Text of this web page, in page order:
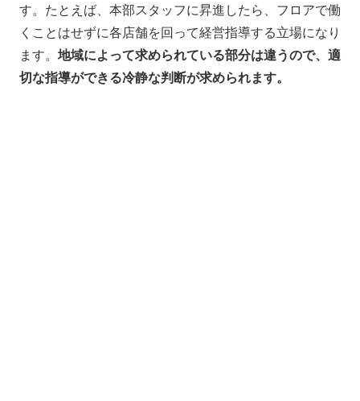
す。たとえば、本部スタッフに昇進したら、フロアで働
くことはせずに各店舗を回って経営指導する立場になり
ます。 地域によって求められている部分は違うので、適
切な指導ができる冷静な判断が求められます。